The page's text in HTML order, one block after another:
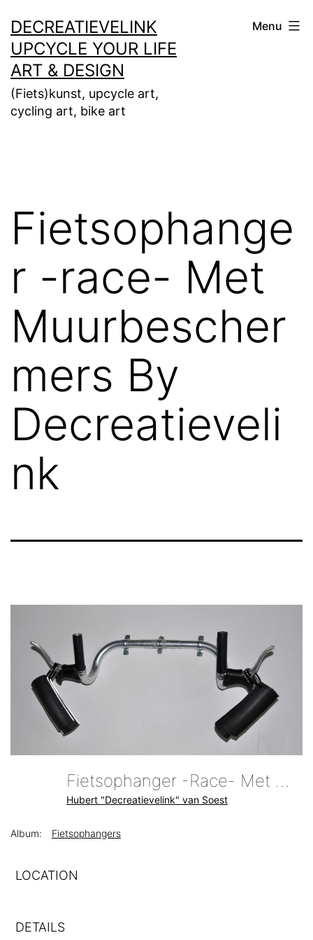
naar
de
inhoud
DECREATIEVELINK
UPCYCLE YOUR LIFE
ART & DESIGN
(Fiets)kunst, upcycle art,
cycling art, bike art
Menu
Fietsophange
r -race- Met
Muurbescher
mers By
Decreatieveli
nk
Hubert "Decreatievelink" van Soest
Album: Fietsophangers
LOCATION
DETAILS